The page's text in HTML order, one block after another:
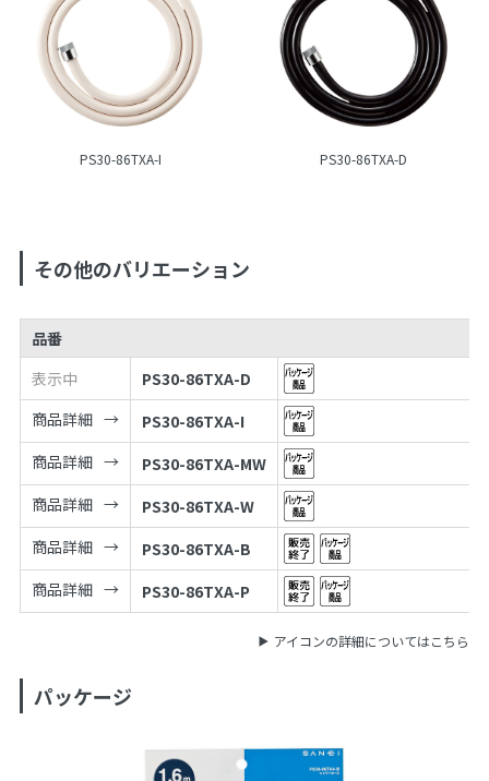
PS30-86TXA-I PS30-86TXA-D
その他のバリエーション
品番
表示中
PS30-86TXA-D
商品詳細
PS30-86TXA-I
商品詳細
PS30-86TXA-MW
商品詳細
PS30-86TXA-W
商品詳細
PS30-86TXA-B
商品詳細
PS30-86TXA-P
アイコンの詳細についてはこちら
パッケージ